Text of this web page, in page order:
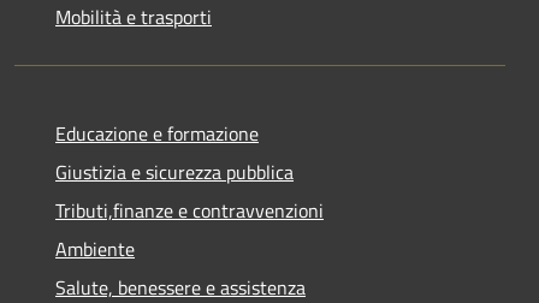
Mobilità e trasporti
Educazione e formazione
Giustizia e sicurezza pubblica
Tributi,finanze e contravvenzioni
Ambiente
Salute, benessere e assistenza